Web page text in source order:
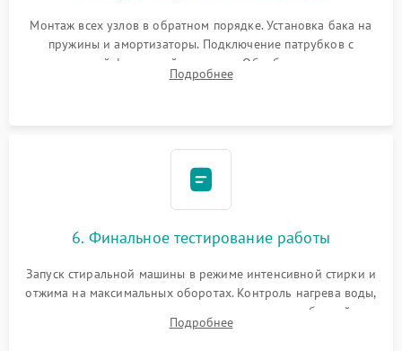
Монтаж всех узлов в обратном порядке. Установка бака на
пружины и амортизаторы. Подключение патрубков с
надежной фиксацией хомутами. Обработка стыков
герметиком для предотвращения возможных протечек воды.
Подробнее
6. Финальное тестирование работы
Запуск стиральной машины в режиме интенсивной стирки и
отжима на максимальных оборотах. Контроль нагрева воды,
корректности слива, отсутствия излишних вибраций,
посторонних стуков и протечек под корпусом.
Подробнее